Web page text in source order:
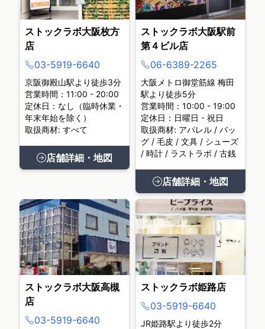
ストックラボ大阪枚方
店
03-5919-6640
京阪御殿山駅より徒歩3分
営業時間：11:00 - 20:00
定休日：なし（臨時休業・
年末年始を除く）
取扱商材: すべて
店舗詳細・地図
ストックラボ大阪駅前
第４ビル店
06-6389-2265
大阪メトロ御堂筋線 梅田
駅より徒歩5分
営業時間：10:00 - 19:00
定休日：日曜日・祝日
取扱商材: アパレル / バッ
グ / 毛皮 / 文具 / シューズ
/ 時計 / ラストラボ / 古銭
店舗詳細・地図
ストックラボ大阪高槻
店
03-5919-6640
ストックラボ姫路店
03-5919-6640
JR姫路駅より徒歩2分